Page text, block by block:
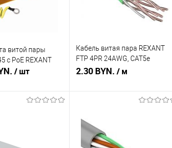
витой пары
с PoE REXANT
/ шт
Кабель витая пара REXANT
FTP 4PR 24AWG, CAT5e
наружный (OUTDOOR) (бухта
2.30 BYN. / м
Купить в 1 клик